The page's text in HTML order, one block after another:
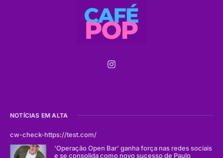
NOTÍCIAS EM ALTA
cw-check-https://test.com/
‘Operação Open Bar’ ganha força nas redes sociais
e se consolida como novo sucesso de Paulo